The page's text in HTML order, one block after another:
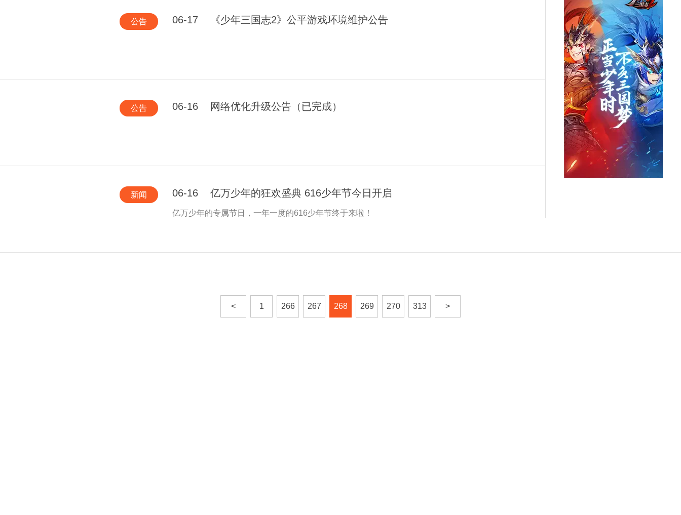
公告 06-17 《少年三国志2》公平游戏环境维护公告
公告 06-16 网络优化升级公告（已完成）
新闻 06-16 亿万少年的狂欢盛典 616少年节今日开启
亿万少年的专属节日，一年一度的616少年节终于来啦！
< 1 266 267 268 269 270 313 >